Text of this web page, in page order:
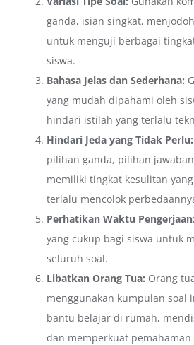
ganda, isian singkat,
untuk menguji berbagai
siswa.
Bahasa Jelas dan Sederhana:
yang mudah dipahami oleh
hindari istilah yang terlalu
Hindari Jeda yang Tidak Perlu:
pilihan ganda, pilihan
memiliki tingkat kesulitan
terlalu mencolok
Perhatikan Waktu Pengerjaan:
yang cukup bagi siswa untuk
seluruh soal.
Libatkan Orang Tua: Orang
menggunakan kumpulan soal
bantu belajar di rumah,
dan memperkuat pemahaman